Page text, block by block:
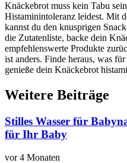
Knäckebrot muss kein Tabu
Histaminintoleranz leidest. Mit
kannst du den knusprigen
die Zutatenliste, backe dein
empfehlenswerte Produkte
ist anders. Finde heraus, was
genieße dein Knäckebrot
Weitere Beiträge
Stilles Wasser für
für Ihr Baby
vor 4 Monaten